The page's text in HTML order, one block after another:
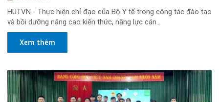
HUTVN - Thực hiện chỉ đạo của Bộ Y tế trong công tác đào tạo
và bồi dưỡng nâng cao kiến thức, năng lực cán...
Xem thêm